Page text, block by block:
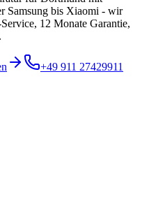
Samsung bis Xiaomi - wir
12 Monate Garantie,
+49 911 27429911